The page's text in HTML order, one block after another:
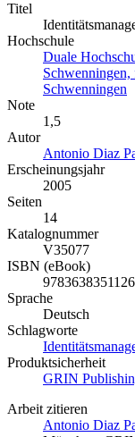
Titel
Hochschule
Duale
Schwenningen
Note
1,5
Autor
Antonio Diaz
Erscheinungsjahr
2005
Seiten
14
Katalognummer
V35077
ISBN (eBook)
9783638351126
Sprache
Deutsch
Schlagworte
Produktsicherheit
GRIN
Arbeit zitieren
Antonio Diaz